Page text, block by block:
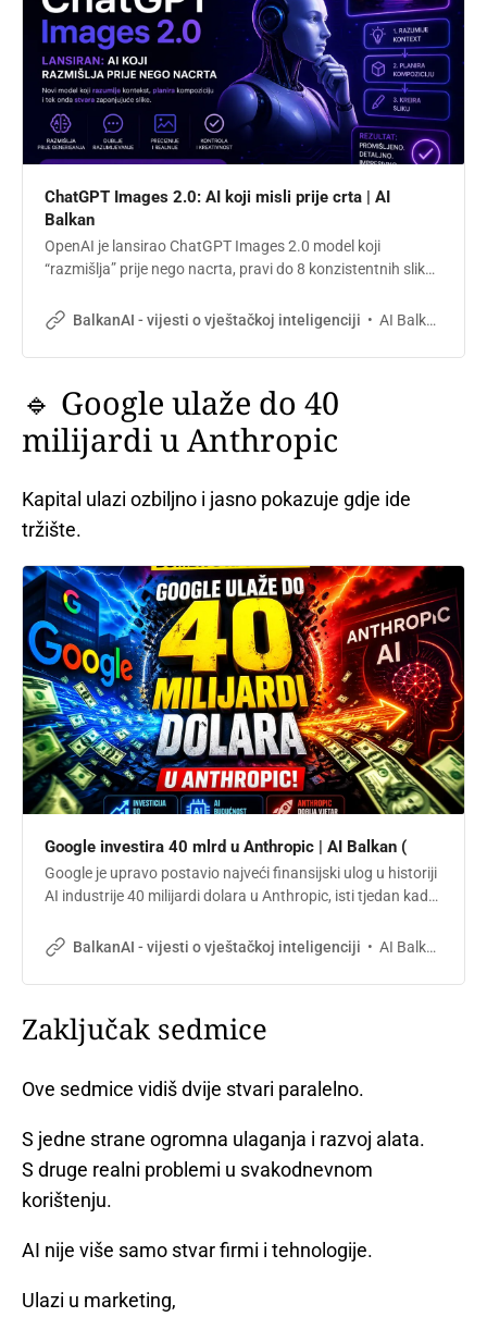
ChatGPT Images 2.0: AI koji misli prije crta | AI
Balkan
OpenAI je lansirao ChatGPT Images 2.0 model koji
“razmišlja” prije nego nacrta, pravi do 8 konzistentnih slika
e-commerce u regionu, ovo je konkretan alat vrijedan
BalkanAI - vijesti o vještačkoj inteligenciji AI Balkan
🔹 Google ulaže do 40
milijardi u Anthropic
Kapital ulazi ozbiljno i jasno pokazuje gdje ide
tržište.
Google investira 40 mlrd u Anthropic | AI Balkan (
Google je upravo postavio najveći finansijski ulog u historiji
AI industrije 40 milijardi dolara u Anthropic, isti tjedan kada
firme u regionu koje koriste Claude?
BalkanAI - vijesti o vještačkoj inteligenciji AI Balkan
Zaključak sedmice
Ove sedmice vidiš dvije stvari paralelno.
S jedne strane ogromna ulaganja i razvoj alata.
S druge realni problemi u svakodnevnom
korištenju.
AI nije više samo stvar firmi i tehnologije.
Ulazi u marketing,